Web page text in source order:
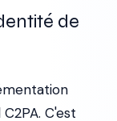
de
C'est